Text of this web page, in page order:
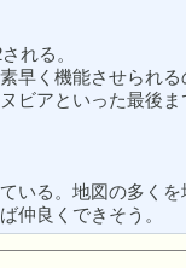
れる。
早く機能させられ
ビアといった最後
いる。地図の多くを
仲良くできそう。